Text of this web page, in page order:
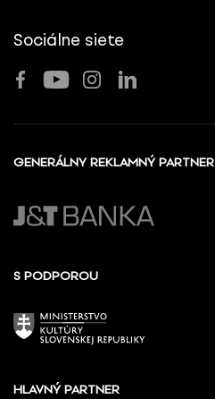
Sociálne siete
GENERÁLNY REKLAMNÝ PARTNER
S PODPOROU
HLAVNÝ PARTNER